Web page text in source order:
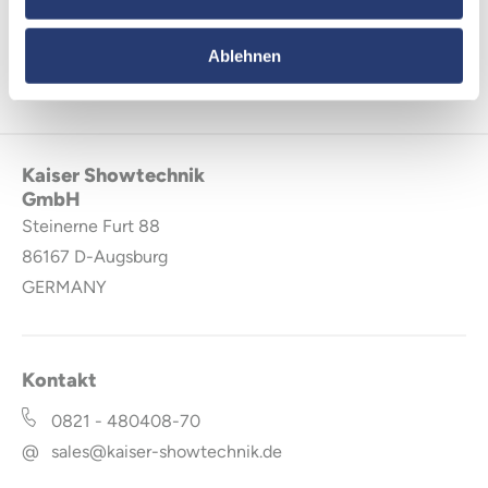
Ablehnen
Kaiser Showtechnik
GmbH
Steinerne Furt 88
86167 D-Augsburg
GERMANY
Kontakt
0821 - 480408-70
@
sales@kaiser-showtechnik.de